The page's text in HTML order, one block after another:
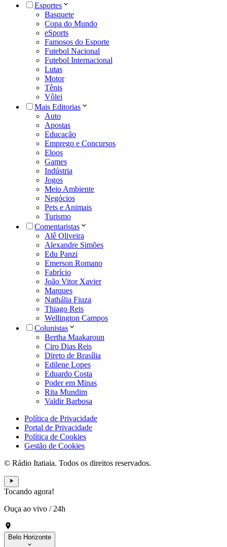
Esportes
Basquete
Copa do Mundo
eSports
Famosos do Esporte
Futebol Nacional
Futebol Internacional
Lutas
Motor
Tênis
Vôlei
Mais Editorias
Auto
Apostas
Educação
Emprego e Concursos
Eloos
Games
Indústria
Jogos
Meio Ambiente
Negócios
Pets e Animais
Turismo
Comentaristas
Alê Oliveira
Alexandre Simões
Edu Panzi
Emerson Romano
Fabrício
João Vitor Xavier
Marques
Nathália Fiuza
Thiago Reis
Wellington Campos
Colunistas
Bertha Maakaroun
Ciro Dias Reis
Direto de Brasília
Edilene Lopes
Eduardo Costa
Poder em Minas
Rita Mundim
Valdir Barbosa
Política de Privacidade
Portal de Privacidade
Política de Cookies
Gestão de Cookies
© Rádio Itatiaia. Todos os direitos reservados.
Tocando agora!
Ouça ao vivo / 24h
Belo Horizonte